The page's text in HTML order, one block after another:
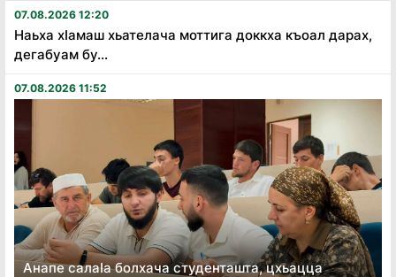
07.08.2026 12:20
Наьха хӏамаш хьателача моттига доккха къоал дарах,
дегабуам бу...
07.08.2026 11:52
Анапе салаӏа болхача студенташта, цхьацца